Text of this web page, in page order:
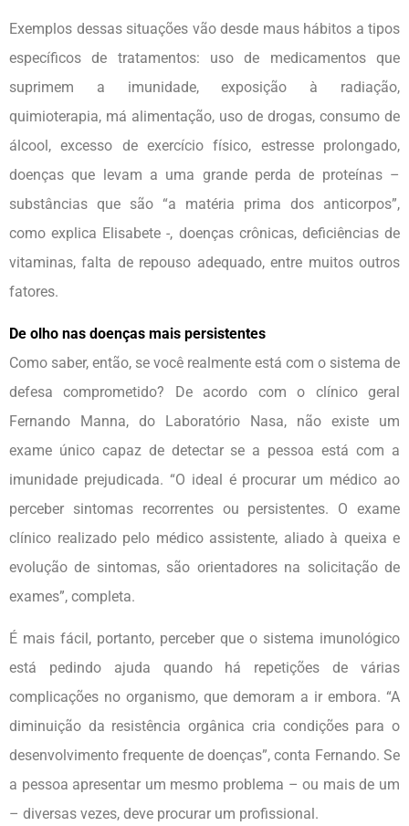
Exemplos dessas situações vão desde maus hábitos a tipos
específicos de tratamentos: uso de medicamentos que
suprimem a imunidade, exposição à radiação,
quimioterapia, má alimentação, uso de drogas, consumo de
álcool, excesso de exercício físico, estresse prolongado,
doenças que levam a uma grande perda de proteínas –
substâncias que são “a matéria prima dos anticorpos”,
como explica Elisabete -, doenças crônicas, deficiências de
vitaminas, falta de repouso adequado, entre muitos outros
fatores.
De olho nas doenças mais persistentes
Como saber, então, se você realmente está com o sistema de
defesa comprometido? De acordo com o clínico geral
Fernando Manna, do Laboratório Nasa, não existe um
exame único capaz de detectar se a pessoa está com a
imunidade prejudicada. “O ideal é procurar um médico ao
perceber sintomas recorrentes ou persistentes. O exame
clínico realizado pelo médico assistente, aliado à queixa e
evolução de sintomas, são orientadores na solicitação de
exames”, completa.
É mais fácil, portanto, perceber que o sistema imunológico
está pedindo ajuda quando há repetições de várias
complicações no organismo, que demoram a ir embora. “A
diminuição da resistência orgânica cria condições para o
desenvolvimento frequente de doenças”, conta Fernando. Se
a pessoa apresentar um mesmo problema – ou mais de um
– diversas vezes, deve procurar um profissional.